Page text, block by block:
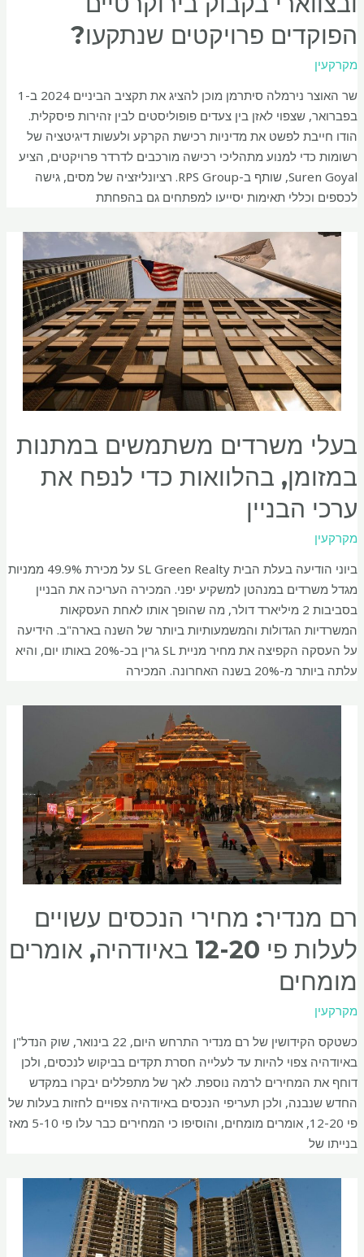
הפוקדים פרויקטים שנתקעו?
מקרקעין
שר האוצר נירמלה סיתרמן מוכן להציג את תקציב הביניים 2024 ב-1
בפברואר, שצפוי לאזן בין צעדים פופוליסטים לבין זהירות פיסקלית.
הודו חייבת לפשט את מדיניות רכישת הקרקע ולעשות דיגיטציה של
רשומות כדי למנוע מתהליכי רכישה מורכבים לדרדר פרויקטים, הציע
Suren Goyal, שותף ב-RPS Group. רציונליזציה של מסים, גישה
לכספים וכללי תאימות יסייעו למפתחים גם בהפחתת
בעלי משרדים משתמשים במתנות
במזומן, בהלוואות כדי לנפח את
ערכי הבניין
מקרקעין
ביוני הודיעה בעלת הבית SL Green Realty על מכירת 49.9% ממניות
מגדל משרדים במנהטן למשקיע יפני. המכירה העריכה את הבניין
בסביבות 2 מיליארד דולר, מה שהופך אותו לאחת העסקאות
המשרדיות הגדולות והמשמעותיות ביותר של השנה בארה"ב. הידיעה
על העסקה הקפיצה את מחיר מניית SL גרין בכ-20% באותו יום, והיא
עלתה ביותר מ-20% בשנה האחרונה. המכירה
רם מנדיר: מחירי הנכסים עשויים
לעלות פי 12-20 באיודהיה, אומרים
מומחים
מקרקעין
כשטקס הקידושין של רם מנדיר התרחש היום, 22 בינואר, שוק הנדל"ן
באיודהיה צפוי להיות עד לעלייה חסרת תקדים בביקוש לנכסים, ולכן
דוחף את המחירים לרמה נוספת. לאך של מתפללים יבקרו במקדש
החדש שנבנה, ולכן תעריפי הנכסים באיודהיה צפויים לחזות בעלות של
פי 12-20, אומרים מומחים, והוסיפו כי המחירים כבר עלו פי 5-10 מאז
בנייתו של